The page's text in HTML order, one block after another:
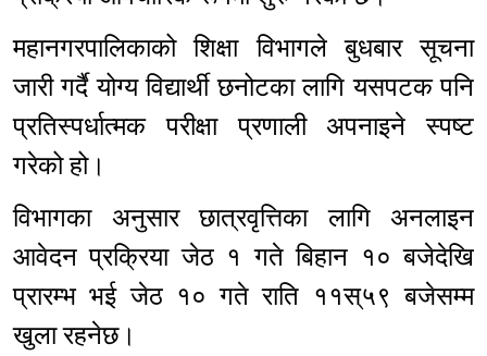
महानगरपालिकाको शिक्षा विभागले बुधबार सूचना
जारी गर्दै योग्य विद्यार्थी छनोटका लागि यसपटक पनि
प्रतिस्पर्धात्मक परीक्षा प्रणाली अपनाइने स्पष्ट
गरेको हो।
विभागका अनुसार छात्रवृत्तिका लागि अनलाइन
आवेदन प्रक्रिया जेठ १ गते बिहान १० बजेदेखि
प्रारम्भ भई जेठ १० गते राति ११स्५९ बजेसम्म
खुला रहनेछ।